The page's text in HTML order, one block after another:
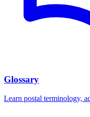
Glossary
Learn postal terminology,